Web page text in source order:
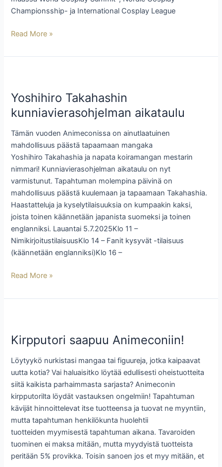
Championsship- ja International Cosplay League
Read More »
Yoshihiro Takahashin
kunniavierasohjelman aikataulu
Tämän vuoden Animeconissa on ainutlaatuinen
mahdollisuus päästä tapaamaan mangaka
Yoshihiro Takahashia ja napata koiramangan mestarin
nimmari! Kunniavierasohjelman aikataulu on nyt
varmistunut. Tapahtuman molempina päivinä on
mahdollisuus päästä kuulemaan ja tapaamaan Takahashia.
Haastatteluja ja kyselytilaisuuksia on kumpaakin kaksi,
joista toinen käännetään japanista suomeksi ja toinen
englanniksi. Lauantai 5.7.2025Klo 11 –
NimikirjoitustilaisuusKlo 14 – Fanit kysyvät -tilaisuus
(käännetään englanniksi)Klo 16 –
kunniavierasohjelman aikataulu
Read More »
Kirpputori saapuu Animeconiin!
Löytyykö nurkistasi mangaa tai figuureja, jotka kaipaavat
uutta kotia? Vai haluaisitko löytää edullisesti oheistuotteita
siitä kaikista parhaimmasta sarjasta? Animeconin
kirpputorilta löydät vastauksen ongelmiin! Tapahtuman
kävijät hinnoittelevat itse tuotteensa ja tuovat ne myyntiin,
mutta tapahtuman henkilökunta huolehtii
tuotteiden myymisestä tapahtuman aikana. Tavaroiden
tuominen ei maksa mitään, mutta myydyistä tuotteista
peritään 5% provikka. Toisin sanoen jos et myy mitään, et
Animeconiin!